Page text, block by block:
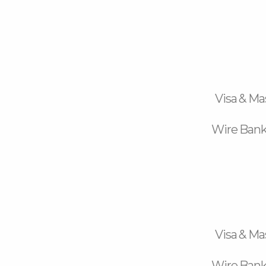
Visa &
Wire
Visa &